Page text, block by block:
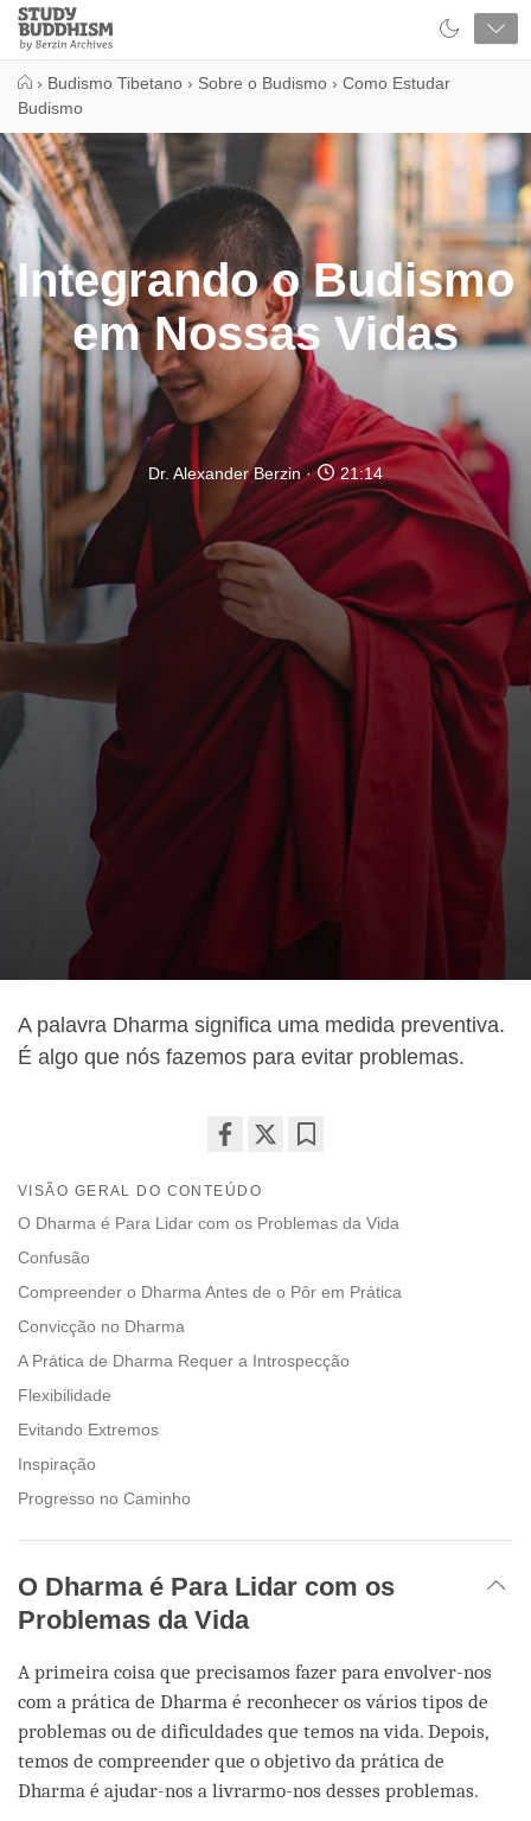
Close
Study
Buddhism
› Budismo Tibetano › Sobre o Budismo › Como Estudar
Budismo
Integrando o Budismo
em Nossas Vidas
Dr. Alexander Berzin 21:14
A palavra Dharma significa uma medida preventiva.
É algo que nós fazemos para evitar problemas.
on
facebook
VISÃO GERAL DO CONTEÚDO
O Dharma é Para Lidar com os Problemas da Vida
Confusão
Compreender o Dharma Antes de o Pôr em Prática
Convicção no Dharma
A Prática de Dharma Requer a Introspecção
Flexibilidade
Evitando Extremos
Inspiração
Progresso no Caminho
O Dharma é Para Lidar com os
Problemas da Vida
A primeira coisa que precisamos fazer para envolver-nos
com a prática de Dharma é reconhecer os vários tipos de
problemas ou de dificuldades que temos na vida. Depois,
temos de compreender que o objetivo da prática de
Dharma é ajudar-nos a livrarmo-nos desses problemas.